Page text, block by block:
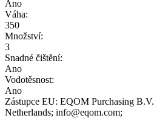
Ano
Váha:
350
Množství:
3
Snadné čištění:
Ano
Vodotěsnost:
Ano
Zástupce EU: EQOM Purchasing B.V.
Netherlands; info@eqom.com;